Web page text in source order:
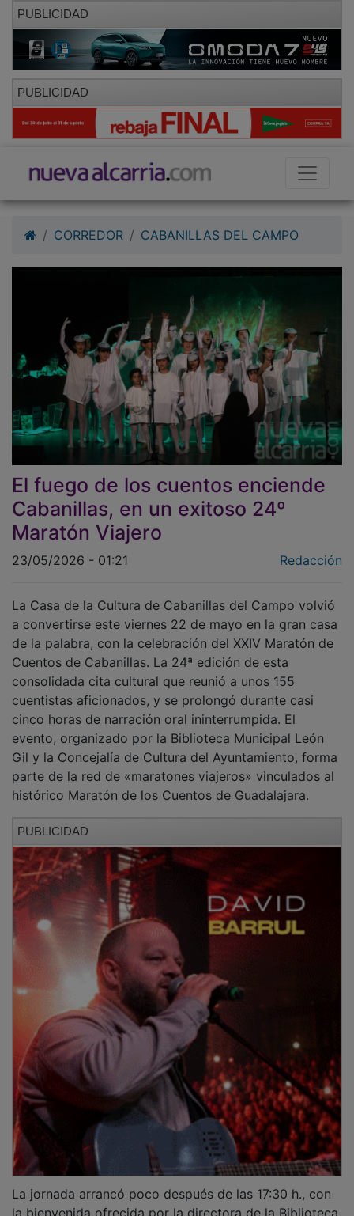
PUBLICIDAD
PUBLICIDAD
El fuego de los cuentos enciende
Cabanillas, en un exitoso 24º
Maratón Viajero
23/05/2026 - 01:21
a convertirse este viernes 22 de mayo en la gran casa
de la palabra, con la celebración del XXIV Maratón de
Cuentos de Cabanillas. La 24ª edición de esta
consolidada cita cultural que reunió a unos 155
cuentistas aficionados, y se prolongó durante casi
cinco horas de narración oral ininterrumpida. El
evento, organizado por la Biblioteca Municipal León
Gil y la Concejalía de Cultura del Ayuntamiento, forma
parte de la red de «maratones viajeros» vinculados al
histórico Maratón de los Cuentos de Guadalajara.
la bienvenida ofrecida por la directora de la Biblioteca